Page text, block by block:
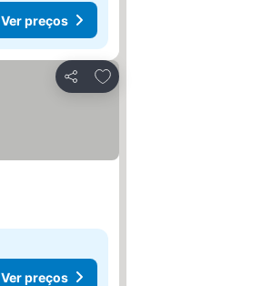
Ver preços
Partilhar
Adicionar aos favoritos
Ver preços